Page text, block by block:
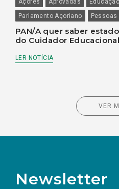
Parlamento Açoriano
Pessoas
PAN/A quer saber
do Cuidador Educacional
LER NOTÍCIA
VER
Newsletter